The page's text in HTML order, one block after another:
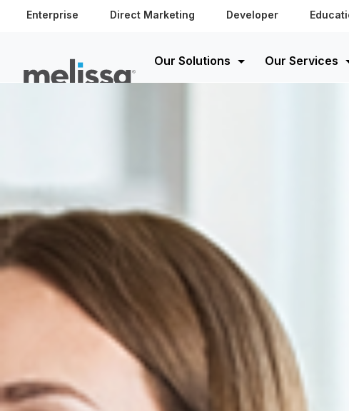
Enterprise Direct Marketing Developer
Our Solutions Our Services